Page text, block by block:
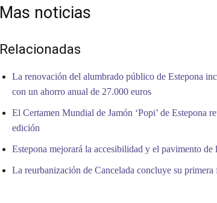
Mas noticias
Relacionadas
La renovación del alumbrado público de Estepona
con un ahorro anual de 27.000 euros
El Certamen Mundial de Jamón ‘Popi’ de Estepona
edición
Estepona mejorará la accesibilidad y el pavimento de
La reurbanización de Cancelada concluye su